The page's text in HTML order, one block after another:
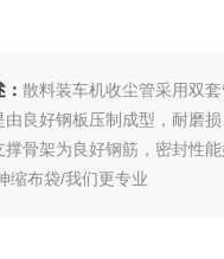
：散料装车机收尘管采用双
由良好钢板压制成型，耐磨
撑骨架为良好钢筋，密封性
缩布袋/我们更专业